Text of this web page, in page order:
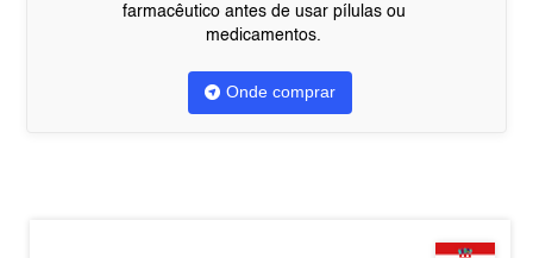
farmacêutico antes de usar pílulas ou
medicamentos.
Onde comprar